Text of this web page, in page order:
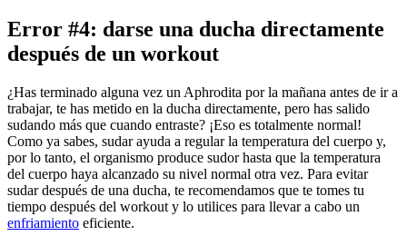
Error #4: darse una ducha directamente
después de un workout
¿Has terminado alguna vez un Aphrodita por la mañana antes de ir a
trabajar, te has metido en la ducha directamente, pero has salido
sudando más que cuando entraste? ¡Eso es totalmente normal!
Como ya sabes, sudar ayuda a regular la temperatura del cuerpo y,
por lo tanto, el organismo produce sudor hasta que la temperatura
del cuerpo haya alcanzado su nivel normal otra vez. Para evitar
sudar después de una ducha, te recomendamos que te tomes tu
tiempo después del workout y lo utilices para llevar a cabo un
enfriamiento eficiente.